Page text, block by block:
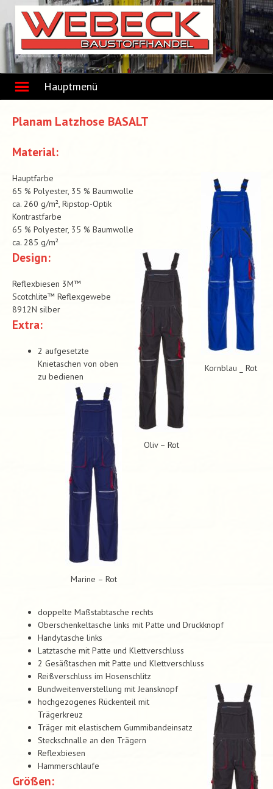
content
Hauptmenü
Planam Latzhose BASALT
Material:
Kornblau _ Rot
Hauptfarbe
65 % Polyester, 35 % Baumwolle
ca. 260 g/m², Ripstop-Optik
Kontrastfarbe
65 % Polyester, 35 % Baumwolle
ca. 285 g/m²
Oliv – Rot
Design:
Reflexbiesen 3M™
Scotchlite™ Reflexgewebe
8912N silber
Extra:
2 aufgesetzte
Knietaschen von oben
zu bedienen
Marine – Rot
doppelte Maßstabtasche rechts
Oberschenkeltasche links mit Patte und Druckknopf
Handytasche links
Latztasche mit Patte und Klettverschluss
2 Gesäßtaschen mit Patte und Klettverschluss
Reißverschluss im Hosenschlitz
Bundweitenverstellung mit Jeansknopf
hochgezogenes Rückenteil mit
Trägerkreuz
Träger mit elastischem Gummibandeinsatz
Steckschnalle an den Trägern
Reflexbiesen
Hammerschlaufe
Größen: